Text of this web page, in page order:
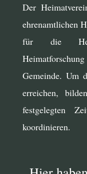
Der
ehrenamtlichen
für die
Gemeinde. Um
erreichen,
festgelegten
koordinieren.